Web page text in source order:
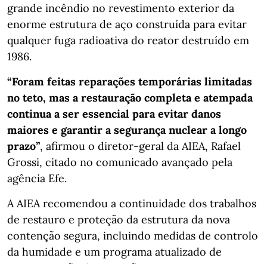
grande incêndio no revestimento exterior da
enorme estrutura de aço construída para evitar
qualquer fuga radioativa do reator destruído em
1986.
“Foram feitas reparações temporárias limitadas
no teto, mas a restauração completa e atempada
continua a ser essencial para evitar danos
maiores e garantir a segurança nuclear a longo
prazo”, afirmou o diretor-geral da AIEA, Rafael
Grossi, citado no comunicado avançado pela
agência Efe.
A AIEA recomendou a continuidade dos trabalhos
de restauro e proteção da estrutura da nova
contenção segura, incluindo medidas de controlo
da humidade e um programa atualizado de